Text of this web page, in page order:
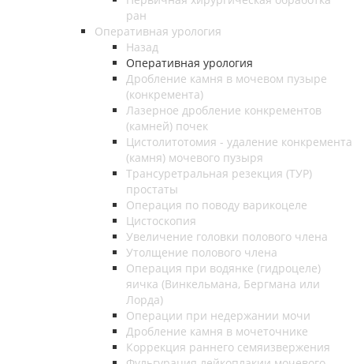
ран
Оперативная урология
Назад
Оперативная урология
Дробление камня в мочевом пузыре
(конкремента)
Лазерное дробление конкрементов
(камней) почек
Цистолитотомия - удаление конкремента
(камня) мочевого пузыря
Трансуретральная резекция (ТУР)
простаты
Операция по поводу варикоцеле
Цистоскопия
Увеличение головки полового члена
Утолщение полового члена
Операция при водянке (гидроцеле)
яичка (Винкельмана, Бергмана или
Лорда)
Операции при недержании мочи
Дробление камня в мочеточнике
Коррекция раннего семяизвержения